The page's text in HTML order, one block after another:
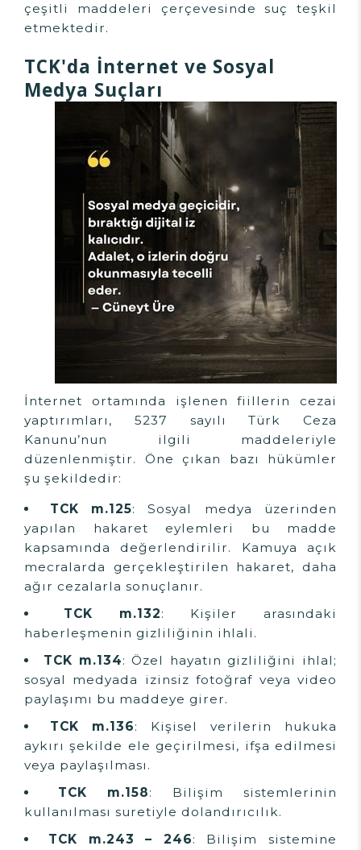
çeşitli maddeleri çerçevesinde suç teşkil
etmektedir.
TCK'da İnternet ve Sosyal
Medya Suçları
İnternet ortamında işlenen fiillerin cezai
yaptırımları, 5237 sayılı Türk Ceza
Kanunu’nun ilgili maddeleriyle
düzenlenmiştir. Öne çıkan bazı hükümler
şu şekildedir:
TCK m.125: Sosyal medya üzerinden
yapılan hakaret eylemleri bu madde
kapsamında değerlendirilir. Kamuya açık
mecralarda gerçekleştirilen hakaret, daha
ağır cezalarla sonuçlanır.
TCK m.132: Kişiler arasındaki
haberleşmenin gizliliğinin ihlali.
TCK m.134: Özel hayatın gizliliğini ihlal;
sosyal medyada izinsiz fotoğraf veya video
paylaşımı bu maddeye girer.
TCK m.136: Kişisel verilerin hukuka
aykırı şekilde ele geçirilmesi, ifşa edilmesi
veya paylaşılması.
TCK m.158: Bilişim sistemlerinin
kullanılması suretiyle dolandırıcılık.
TCK m.243 – 246: Bilişim sistemine